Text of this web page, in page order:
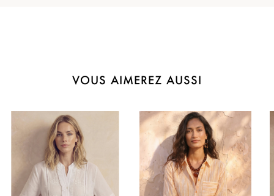
VOUS AIMEREZ AUSSI